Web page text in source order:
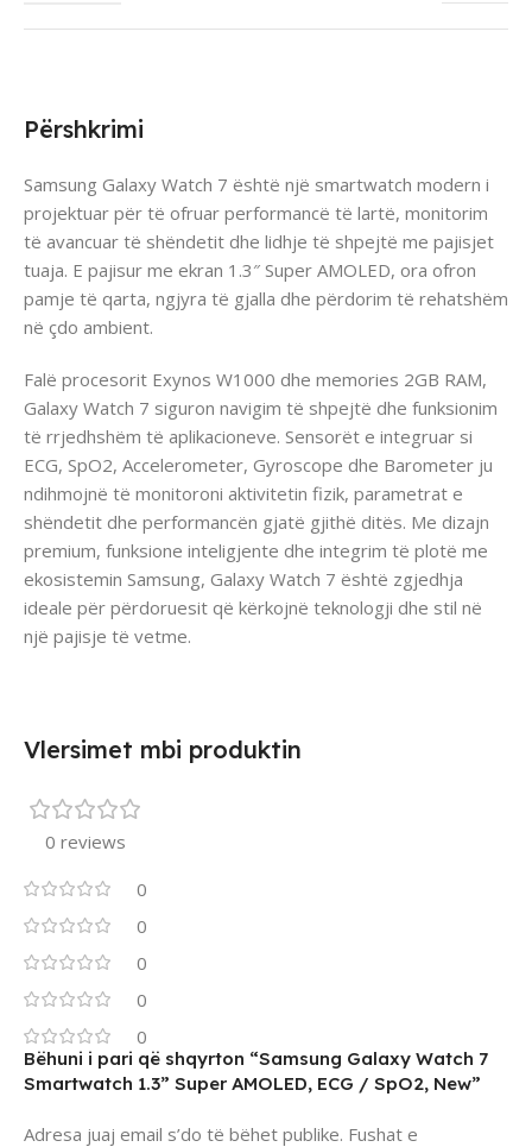
Përshkrimi
Samsung Galaxy Watch 7 është një smartwatch modern i
projektuar për të ofruar performancë të lartë, monitorim
të avancuar të shëndetit dhe lidhje të shpejtë me pajisjet
tuaja. E pajisur me ekran 1.3″ Super AMOLED, ora ofron
pamje të qarta, ngjyra të gjalla dhe përdorim të rehatshëm
në çdo ambient.
Falë procesorit Exynos W1000 dhe memories 2GB RAM,
Galaxy Watch 7 siguron navigim të shpejtë dhe funksionim
të rrjedhshëm të aplikacioneve. Sensorët e integruar si
ECG, SpO2, Accelerometer, Gyroscope dhe Barometer ju
ndihmojnë të monitoroni aktivitetin fizik, parametrat e
shëndetit dhe performancën gjatë gjithë ditës. Me dizajn
premium, funksione inteligjente dhe integrim të plotë me
ekosistemin Samsung, Galaxy Watch 7 është zgjedhja
ideale për përdoruesit që kërkojnë teknologji dhe stil në
një pajisje të vetme.
Vlersimet mbi produktin
0 reviews
0
0
0
0
0
Bëhuni i pari që shqyrton “Samsung Galaxy Watch 7
Smartwatch 1.3” Super AMOLED, ECG / SpO2, New”
Adresa juaj email s’do të bëhet publike. Fushat e